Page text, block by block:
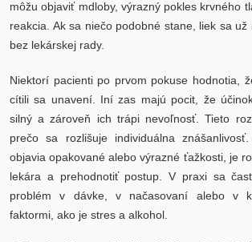
môžu objaviť mdloby, výrazný pokles krvného
reakcia. Ak sa niečo podobné stane, liek sa
bez lekárskej rady.
Niektorí pacienti po prvom pokuse hodnotia,
cítili sa unavení. Iní zas majú pocit, že
silný a zároveň ich trápi nevoľnosť. Tieto
prečo sa rozlišuje individuálna
objavia opakované alebo výrazné ťažkosti, je
lekára a prehodnotiť postup. V praxi sa
problém v dávke, v načasovaní alebo v
faktormi, ako je stres a alkohol.